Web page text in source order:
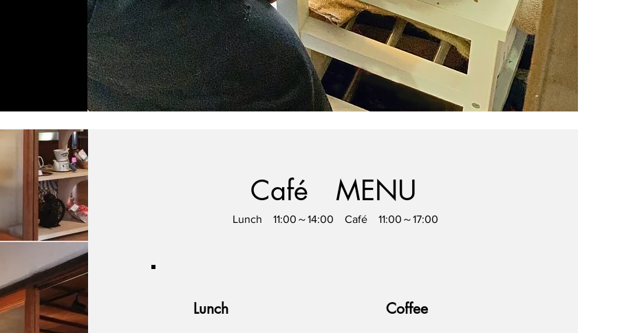
Café MENU
Lunch 11:00～14:00 Café 11:00～17:00
Lunch Coffee